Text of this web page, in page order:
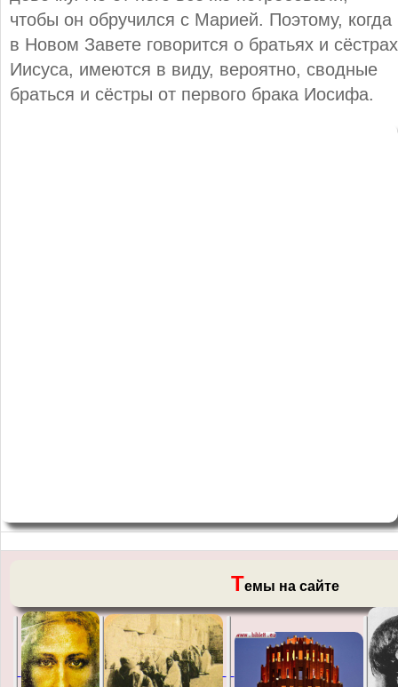
чтобы он обручился с Марией. Поэтому, когда
в Новом Завете говорится о братьях и сёстрах
Иисуса, имеются в виду, вероятно, сводные
браться и сёстры от первого брака Иосифа.
Темы на сайте